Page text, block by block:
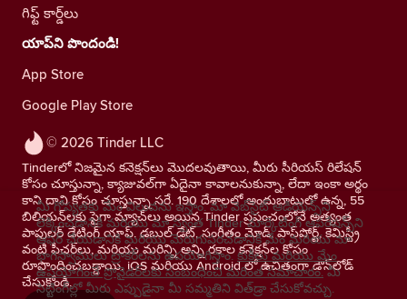
© 2026 Tinder LLC
Tinderలో నిజమైన కనెక్షన్‌లు మొదలవుతాయి, మీరు సీరియస్ రిలేషన్
కోసం చూస్తున్నా, క్యాజువల్‌గా ఏదైనా కావాలనుకున్నా, లేదా ఇంకా అర్థం
కాని దాని కోసం చూస్తున్నా సరే. 190 దేశాలలో అందుబాటులో ఉన్న, 55
బిలియన్‌లకు పైగా మ్యాచ్‌లు అయిన Tinder ప్రపంచంలోనే అత్యంత
పాపులర్ డేటింగ్ యాప్. డబుల్ డేట్, సంగీతం మోడ్, పాస్‌పోర్ట్, కెమిస్ట్రీ
వంటి ఫీచర్‌లు, మరియు మరిన్ని అన్ని రకాల కనెక్షన్‌ల కోసం
రూపొందించబడ్డాయి. iOS మరియు Android లో ఉచితంగా డౌన్‌లోడ్
చేసుకోండి.
గిఫ్ట్ కార్డ్‌లు
యాప్‌ని పొందండి!
App Store
Google Play Store
మీ గోప్యతకు మేం విలువను ఇస్తాం. మా వెబ్‌సైట్ ఆడియెన్స్‌ని
లెక్కించడానికి మరియు మా స్వంత Tinder మార్కెటింగ్ ఆపరేషన్స్‌ని
ఆఫర్ చేయడానికి మరియు మెరుగుపరచడానికి మేం మరియు మా
భాగస్వాములు ట్రాకర్‌లను ఉపయోగిస్తాం. కుకీలు మరియు మేం
ఉపయోగించే ప్రొవైడర్‌లకు సంబంధించి మరింత సమాచారం. మీ
సెట్టింగ్‌ల్లో మీరు ఎప్పుడైనా మీ సమ్మతిని విత్‌డ్రా చేసుకోవచ్చు.